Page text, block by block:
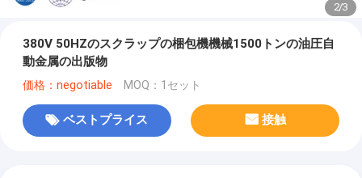
2/3
380V 50HZのスクラップの梱包機機械1500トンの油圧自
動金属の出版物
価格：negotiable MOQ：1セット
ベストプライス 接触